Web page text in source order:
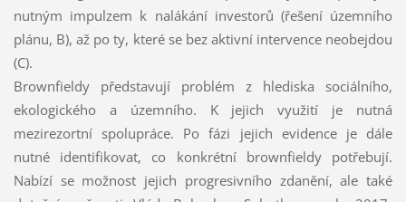
nutným impulzem k nalákání investorů (řešení územního
plánu, B), až po ty, které se bez aktivní intervence neobejdou
(C).
Brownfieldy představují problém z hlediska sociálního,
ekologického a územního. K jejich využití je nutná
mezirezortní spolupráce. Po fázi jejich evidence je dále
nutné identifikovat, co konkrétní brownfieldy potřebují.
Nabízí se možnost jejich progresivního zdanění, ale také